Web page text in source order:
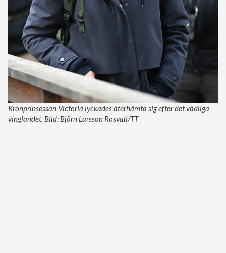
Kronprinsessan Victoria lyckades återhämta sig efter det vådliga
vinglandet. Bild: Björn Larsson Rosvall/TT